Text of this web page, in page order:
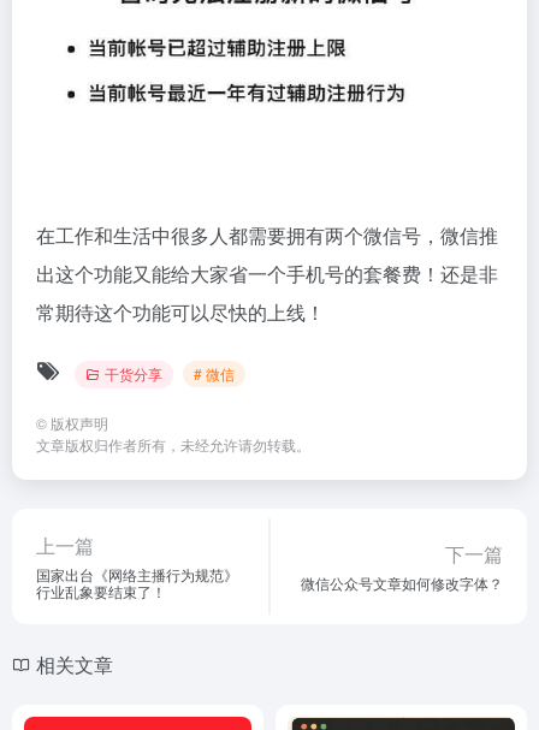
在工作和生活中很多人都需要拥有两个微信号，微信推
出这个功能又能给大家省一个手机号的套餐费！还是非
常期待这个功能可以尽快的上线！
干货分享 # 微信
© 版权声明
文章版权归作者所有，未经允许请勿转载。
上一篇
国家出台《网络主播行为规范》
行业乱象要结束了！
下一篇
微信公众号文章如何修改字体？
相关文章